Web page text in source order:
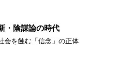
・陰謀論の時代
会を蝕む「信念」の正体